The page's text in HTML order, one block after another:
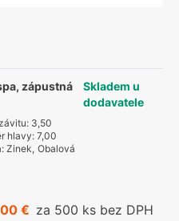
zápustná
: 3,50
hlavy: 7,00
: Zinek, Obalová
Skladem u
dodavatele
€ za 500 ks bez DPH